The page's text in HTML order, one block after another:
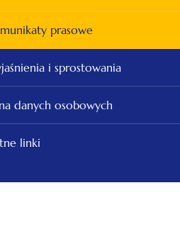
prasowe
i sprostowania
danych osobowych
linki